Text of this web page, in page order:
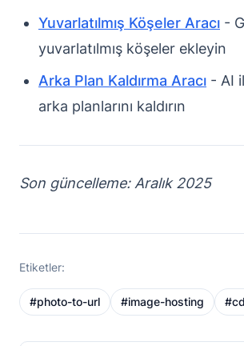
Yuvarlatılmış Köşeler Aracı -
yuvarlatılmış köşeler ekleyin
Arka Plan Kaldırma Aracı - AI
arka planlarını kaldırın
Son güncelleme: Aralık 2025
Etiketler:
#photo-to-url #image-hosting #